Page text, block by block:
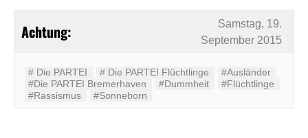
Achtung:
Samstag, 19.
September 2015
#‬ ‪Die PARTEI‬ #‬ ‪Die PARTEI‬ Flüchtlinge
#Ausländer
#Die PARTEI Bremerhaven
#Dummheit
#Flüchtlinge
#Rassismus
#Sonneborn